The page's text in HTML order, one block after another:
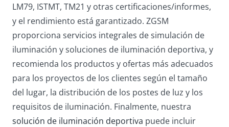
LM79, ISTMT, TM21 y otras certificaciones/informes,
y el rendimiento está garantizado. ZGSM
proporciona servicios integrales de simulación de
iluminación y soluciones de iluminación deportiva, y
recomienda los productos y ofertas más adecuados
para los proyectos de los clientes según el tamaño
del lugar, la distribución de los postes de luz y los
requisitos de iluminación. Finalmente, nuestra
solución de iluminación deportiva puede incluir